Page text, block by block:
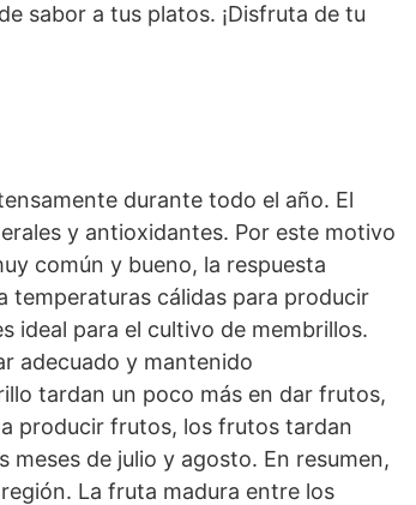
sabor a tus platos. ¡Disfruta de tu
durante todo el año. El
y antioxidantes. Por este motivo
común y bueno, la respuesta
temperaturas cálidas para producir
ideal para el cultivo de membrillos.
adecuado y mantenido
tardan un poco más en dar frutos,
producir frutos, los frutos tardan
de julio y agosto. En resumen,
La fruta madura entre los